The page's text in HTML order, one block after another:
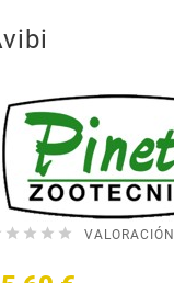
   